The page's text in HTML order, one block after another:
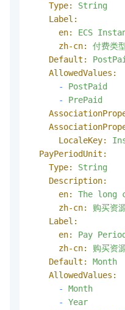
Type:
String
Label:
en:
ECS
zh-cn:
付费类
Default:
AllowedValues:
-
PostPaid
-
PrePaid
LocaleKey:
PayPeriodUnit:
Type:
String
Description:
en:
The long
zh-cn:
购买资
Label:
en:
Pay Period
zh-cn:
购买资
Default:
Month
AllowedValues:
-
Month
-
Year